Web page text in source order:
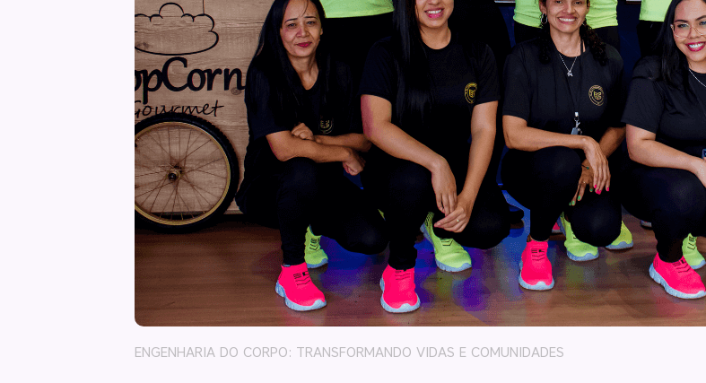
ENGENHARIA DO CORPO: TRANSFORMANDO VIDAS E COMUNIDADES